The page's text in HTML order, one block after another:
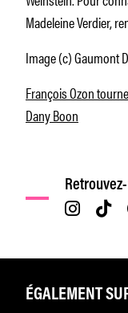
Madeleine Verdier,
Image (c) Gaumont
François Ozon
Dany Boon
ÉGALEMENT